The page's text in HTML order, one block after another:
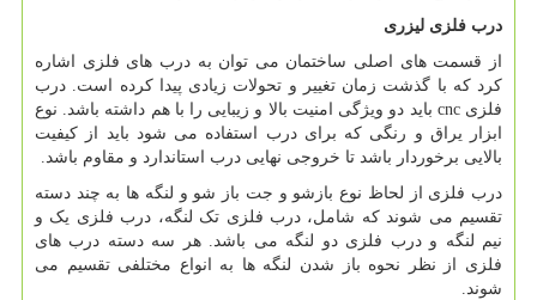
درب فلزی لیزری
از قسمت های اصلی ساختمان می توان به درب های فلزی اشاره
کرد که با گذشت زمان تغییر و تحولات زیادی پیدا کرده است. درب
فلزی cnc باید دو ویژگی امنیت بالا و زیبایی را با هم داشته باشد. نوع
ابزار یراق و رنگی که برای درب استفاده می شود باید از کیفیت
بالایی برخوردار باشد تا خروجی نهایی درب استاندارد و مقاوم باشد.
درب فلزی از لحاظ نوع بازشو و جت باز شو و لنگه ها به چند دسته
تقسیم می شوند که شامل، درب فلزی تک لنگه، درب فلزی یک و
نیم لنگه و درب فلزی دو لنگه می باشد. هر سه دسته درب های
فلزی از نظر نحوه باز شدن لنگه ها به انواع مختلفی تقسیم می
شوند.